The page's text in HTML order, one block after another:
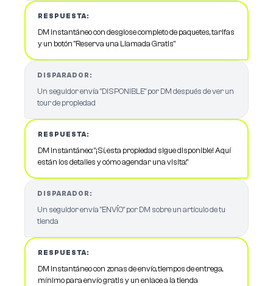
RESPUESTA:
DM instantáneo con desglose completo de paquetes, tarifas
y un botón "Reserva una Llamada Gratis"
DISPARADOR:
Un seguidor envía "DISPONIBLE" por DM después de ver un
tour de propiedad
RESPUESTA:
DM instantáneo: "¡Sí, esta propiedad sigue disponible! Aquí
están los detalles y cómo agendar una visita:"
DISPARADOR:
Un seguidor envía "ENVÍO" por DM sobre un artículo de tu
tienda
RESPUESTA:
DM instantáneo con zonas de envío, tiempos de entrega,
mínimo para envío gratis y un enlace a la tienda